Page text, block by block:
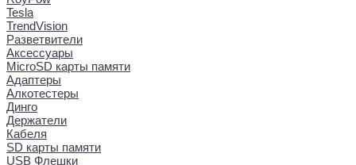
Tesla
TrendVision
Разветвители
Аксессуары
MicroSD карты памяти
Адаптеры
Алкотестеры
Динго
Держатели
Кабеля
SD карты памяти
USB Флешки